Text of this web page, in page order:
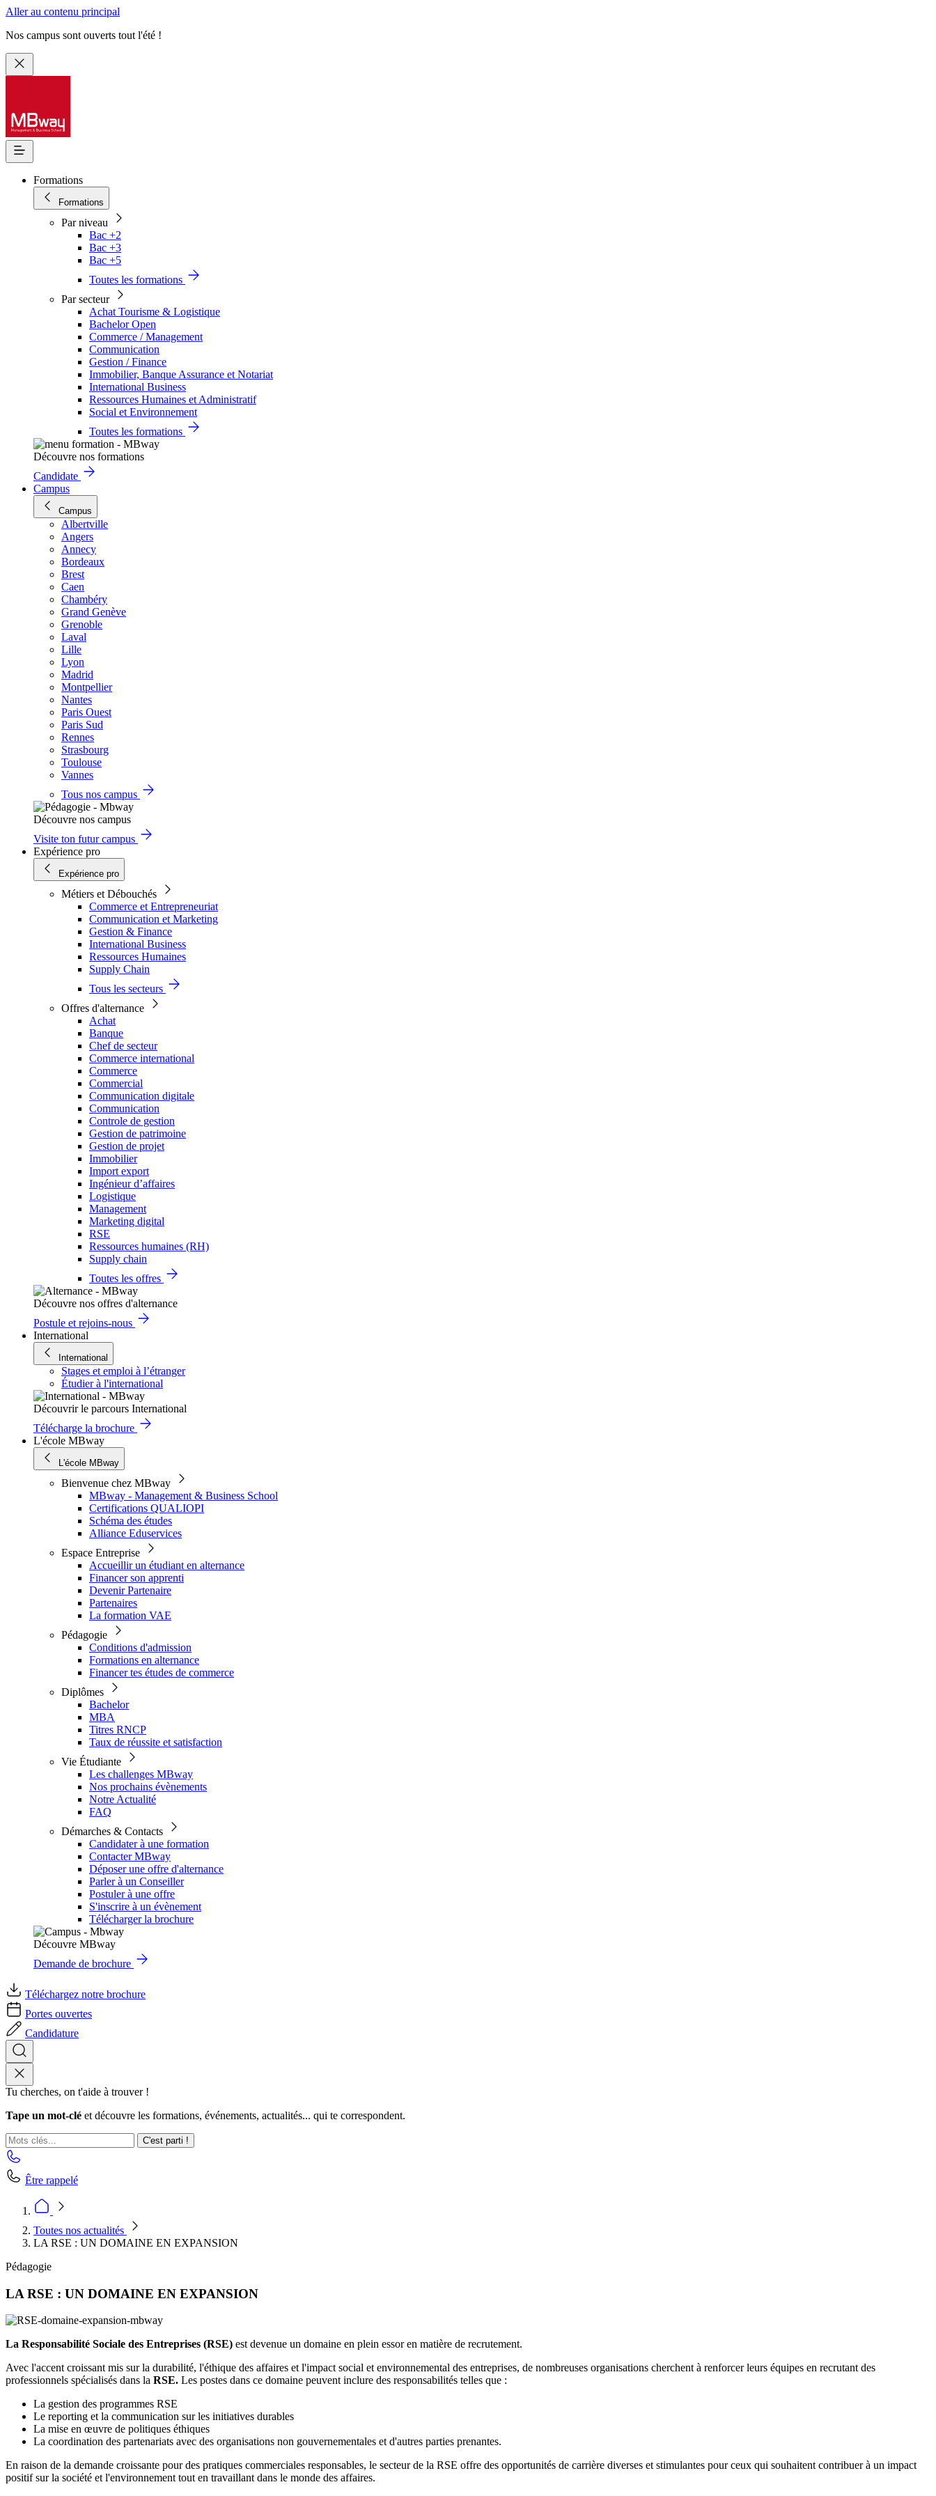
Aller au contenu principal
Nos campus sont ouverts tout l'été !
Formations
Formations
Par niveau
Bac +2
Bac +3
Bac +5
Toutes les formations
Par secteur
Achat Tourisme & Logistique
Bachelor Open
Commerce / Management
Communication
Gestion / Finance
Immobilier, Banque Assurance et Notariat
International Business
Ressources Humaines et Administratif
Social et Environnement
Toutes les formations
Découvre nos formations
Candidate
Campus
Campus
Albertville
Angers
Annecy
Bordeaux
Brest
Caen
Chambéry
Grand Genève
Grenoble
Laval
Lille
Lyon
Madrid
Montpellier
Nantes
Paris Ouest
Paris Sud
Rennes
Strasbourg
Toulouse
Vannes
Tous nos campus
Découvre nos campus
Visite ton futur campus
Expérience pro
Expérience pro
Métiers et Débouchés
Commerce et Entrepreneuriat
Communication et Marketing
Gestion & Finance
International Business
Ressources Humaines
Supply Chain
Tous les secteurs
Offres d'alternance
Achat
Banque
Chef de secteur
Commerce international
Commerce
Commercial
Communication digitale
Communication
Controle de gestion
Gestion de patrimoine
Gestion de projet
Immobilier
Import export
Ingénieur d’affaires
Logistique
Management
Marketing digital
RSE
Ressources humaines (RH)
Supply chain
Toutes les offres
Découvre nos offres d'alternance
Postule et rejoins-nous
International
International
Stages et emploi à l’étranger
Étudier à l'international
Découvrir le parcours International
Télécharge la brochure
L'école MBway
L'école MBway
Bienvenue chez MBway
MBway - Management & Business School
Certifications QUALIOPI
Schéma des études
Alliance Eduservices
Espace Entreprise
Accueillir un étudiant en alternance
Financer son apprenti
Devenir Partenaire
Partenaires
La formation VAE
Pédagogie
Conditions d'admission
Formations en alternance
Financer tes études de commerce
Diplômes
Bachelor
MBA
Titres RNCP
Taux de réussite et satisfaction
Vie Étudiante
Les challenges MBway
Nos prochains évènements
Notre Actualité
FAQ
Démarches & Contacts
Candidater à une formation
Contacter MBway
Déposer une offre d'alternance
Parler à un Conseiller
Postuler à une offre
S'inscrire à un évènement
Télécharger la brochure
Découvre MBway
Demande de brochure
Téléchargez notre brochure
Portes ouvertes
Candidature
Tu cherches, on t'aide à trouver !
Tape un mot-clé et découvre les formations, événements, actualités... qui te correspondent.
C'est parti !
Être rappelé
Toutes nos actualités
LA RSE : UN DOMAINE EN EXPANSION
Pédagogie
LA RSE : UN DOMAINE EN EXPANSION
La Responsabilité Sociale des Entreprises (RSE) est devenue un domaine en plein essor en matière de recrutement.
Avec l'accent croissant mis sur la durabilité, l'éthique des affaires et l'impact social et environnemental des entreprises, de nombreuses organisations cherchent à renforcer leurs équipes en recrutant des
professionnels spécialisés dans la RSE. Les postes dans ce domaine peuvent inclure des responsabilités telles que :
La gestion des programmes RSE
Le reporting et la communication sur les initiatives durables
La mise en œuvre de politiques éthiques
La coordination des partenariats avec des organisations non gouvernementales et d'autres parties prenantes.
En raison de la demande croissante pour des pratiques commerciales responsables, le secteur de la RSE offre des opportunités de carrière diverses et stimulantes pour ceux qui souhaitent contribuer à un impact
positif sur la société et l'environnement tout en travaillant dans le monde des affaires.